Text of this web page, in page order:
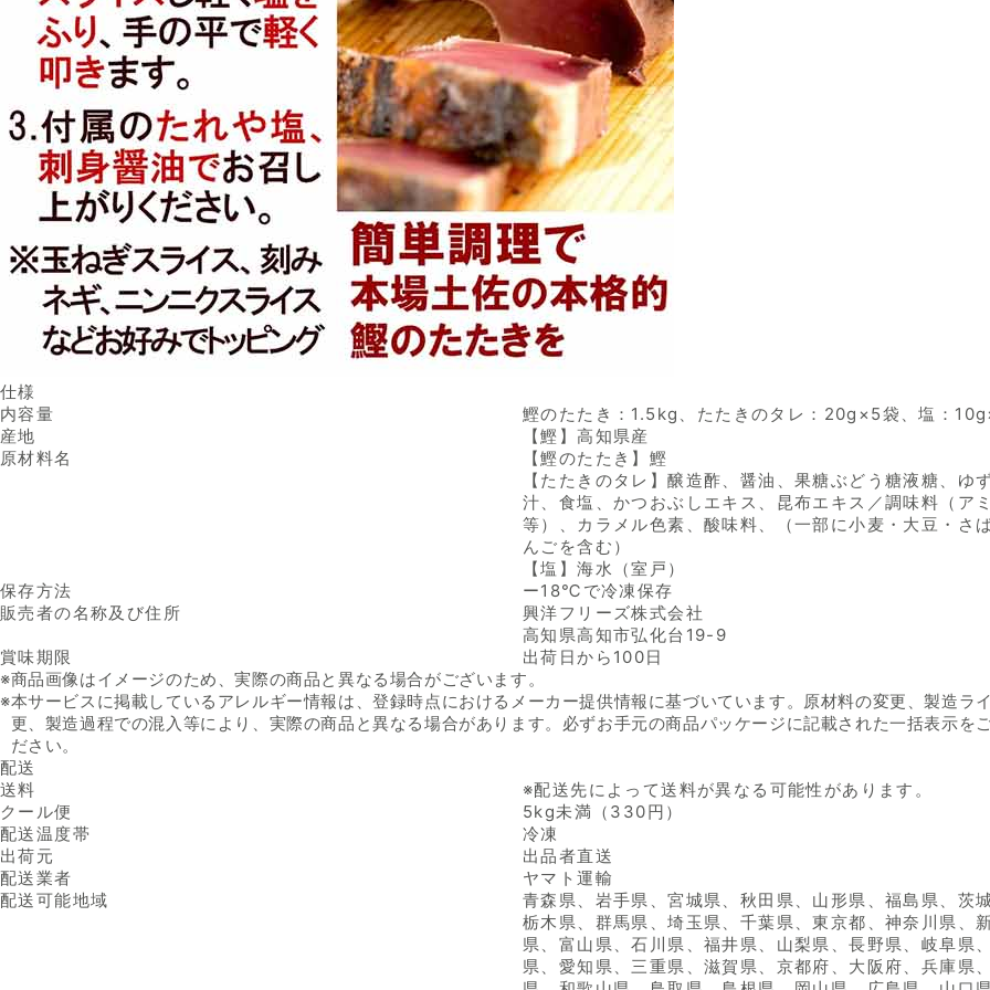
仕様
内容量
鰹のたたき：1.5kg、たたきのタレ：20g×5袋、塩：
産地
【鰹】高知県産
原材料名
【鰹のたたき】鰹
【たたきのタレ】醸造酢、醤油、果糖ぶどう糖液糖、ゆ
汁、食塩、かつおぶしエキス、昆布エキス／調味料（ア
等）、カラメル色素、酸味料、（一部に小麦・大豆・さ
んごを含む）
【塩】海水（室戸）
保存方法
ー18℃で冷凍保存
販売者の名称及び住所
興洋フリーズ株式会社
高知県高知市弘化台19-9
賞味期限
出荷日から100日
※商品画像はイメージのため、実際の商品と異なる場合がございます。
※本サービスに掲載しているアレルギー情報は、登録時点におけるメーカー提供情報に基づいています。原材料の変更、製造ラ
更、製造過程での混入等により、実際の商品と異なる場合があります。必ずお手元の商品パッケージに記載された一括表示を
ださい。
配送
送料
※配送先によって送料が異なる可能性があります。
クール便
5kg未満（330円）
配送温度帯
冷凍
出荷元
出品者直送
配送業者
ヤマト運輸
配送可能地域
青森県、岩手県、宮城県、秋田県、山形県、福島県、茨城
栃木県、群馬県、埼玉県、千葉県、東京都、神奈川県、
県、富山県、石川県、福井県、山梨県、長野県、岐阜県
県、愛知県、三重県、滋賀県、京都府、大阪府、兵庫県